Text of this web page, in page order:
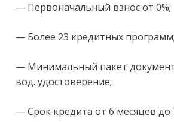
— Первоначальный взнос от 0%;
— Более 23 кредитных программ;
— Минимальный пакет
вод. удостоверение;
— Срок кредита от 6 месяцев до